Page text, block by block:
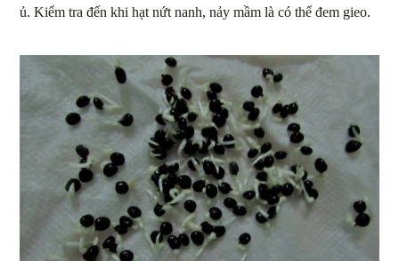
ủ. Kiểm tra đến khi hạt nứt nanh, nảy mầm là có thể đem gieo.